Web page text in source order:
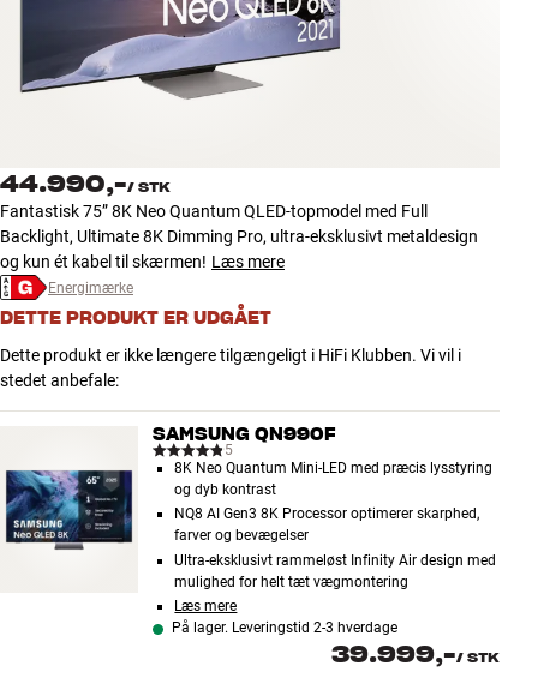
INSPIRATION
NYHEDER
TILBUD
Find Butik
Kundeservice
Log ind
44.990,-/ STK
Fantastisk 75” 8K Neo Quantum QLED-topmodel med Full
Backlight, Ultimate 8K Dimming Pro, ultra-eksklusivt metaldesign
og kun ét kabel til skærmen! Læs mere
Energimærke
DETTE PRODUKT ER UDGÅET
Dette produkt er ikke længere tilgængeligt i HiFi Klubben. Vi vil i
stedet anbefale:
SAMSUNG QN990F
5
8K Neo Quantum Mini-LED med præcis lysstyring
og dyb kontrast
NQ8 AI Gen3 8K Processor optimerer skarphed,
farver og bevægelser
Ultra-eksklusivt rammeløst Infinity Air design med
mulighed for helt tæt vægmontering
Læs mere
På lager. Leveringstid 2-3 hverdage
39.999,-/ STK